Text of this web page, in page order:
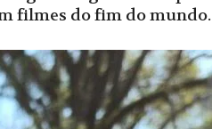
filmes do fim do mundo.